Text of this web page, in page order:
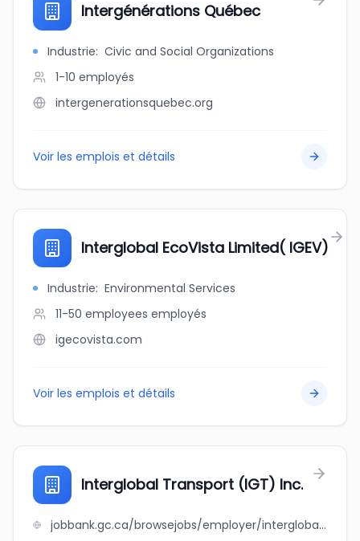
Intergénérations Québec
Industrie: Civic and Social Organizations
1-10 employés
intergenerationsquebec.org
Voir les emplois et détails
Interglobal EcoVista Limited( IGEV)
Industrie: Environmental Services
11-50 employees employés
igecovista.com
Voir les emplois et détails
Interglobal Transport (IGT) Inc.
jobbank.gc.ca/browsejobs/employer/interglobal+transport+%28igt%29+inc./ca